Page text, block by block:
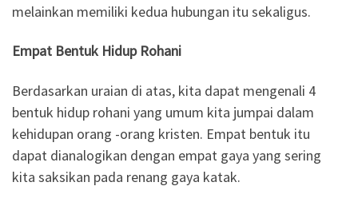
melainkan memiliki kedua hubungan itu sekaligus.
Empat Bentuk Hidup Rohani
Berdasarkan uraian di atas, kita dapat mengenali 4
bentuk hidup rohani yang umum kita jumpai dalam
kehidupan orang -orang kristen. Empat bentuk itu
dapat dianalogikan dengan empat gaya yang sering
kita saksikan pada renang gaya katak.